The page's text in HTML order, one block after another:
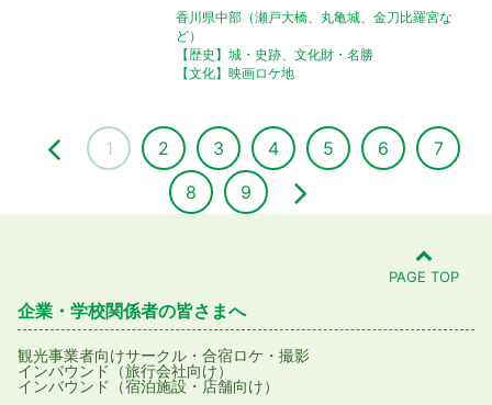
香川県中部（瀬戸大橋、丸亀城、金刀比羅宮な
ど）
【歴史】城・史跡、文化財・名勝
【文化】映画ロケ地
1 2 3 4 5 6
7
8
9
PAGE TOP
企業・学校関係者の皆さまへ
観光事業者向けサークル・合宿ロケ・撮影
インバウンド（旅行会社向け）
インバウンド（宿泊施設・店舗向け）